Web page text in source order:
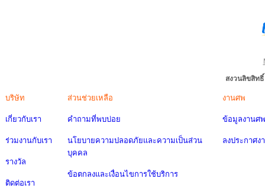
สงวนลิขสิท
บริษัท
เกี่ยวกับเรา
ร่วมงานกับเรา
รางวัล
ติดต่อเรา
ส่วนช่วยเหลือ
คำถามที่พบบ่อย
นโยบายความปลอดภัยและความเป็นส่วน
บุคคล
ข้อตกลงและเงื่อนไขการใช้บริการ
งานศพ
ข้อมูลงานศพ
ลงประกาศง